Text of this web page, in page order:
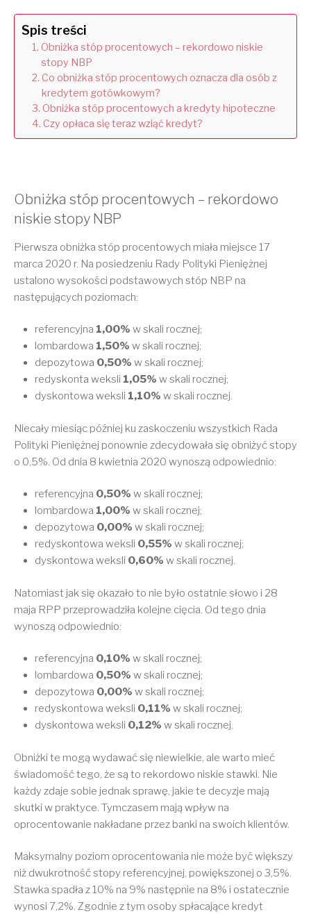
Spis treści
Obniżka stóp procentowych – rekordowo niskie
stopy NBP
Co obniżka stóp procentowych oznacza dla osób z
kredytem gotówkowym?
Obniżka stóp procentowych a kredyty hipoteczne
Czy opłaca się teraz wziąć kredyt?
Obniżka stóp procentowych – rekordowo
niskie stopy NBP
Pierwsza obniżka stóp procentowych miała miejsce 17
marca 2020 r. Na posiedzeniu Rady Polityki Pieniężnej
ustalono wysokości podstawowych stóp NBP na
następujących poziomach:
referencyjna 1,00% w skali rocznej;
lombardowa 1,50% w skali rocznej;
depozytowa 0,50% w skali rocznej;
redyskonta weksli 1,05% w skali rocznej;
dyskontowa weksli 1,10% w skali rocznej.
Niecały miesiąc później ku zaskoczeniu wszystkich Rada
Polityki Pieniężnej ponownie zdecydowała się obniżyć stopy
o 0,5%. Od dnia 8 kwietnia 2020 wynoszą odpowiednio:
referencyjna 0,50% w skali rocznej;
lombardowa 1,00% w skali rocznej;
depozytowa 0,00% w skali rocznej;
redyskontowa weksli 0,55% w skali rocznej;
dyskontowa weksli 0,60% w skali rocznej.
Natomiast jak się okazało to nie było ostatnie słowo i 28
maja RPP przeprowadziła kolejne cięcia. Od tego dnia
wynoszą odpowiednio:
referencyjna 0,10% w skali rocznej;
lombardowa 0,50% w skali rocznej;
depozytowa 0,00% w skali rocznej;
redyskontowa weksli 0,11% w skali rocznej;
dyskontowa weksli 0,12% w skali rocznej.
Obniżki te mogą wydawać się niewielkie, ale warto mieć
świadomość tego, że są to rekordowo niskie stawki. Nie
każdy zdaje sobie jednak sprawę, jakie te decyzje mają
skutki w praktyce. Tymczasem mają wpływ na
oprocentowanie nakładane przez banki na swoich klientów.
Maksymalny poziom oprocentowania nie może być większy
niż dwukrotność stopy referencyjnej, powiększonej o 3,5%.
Stawka spadła z 10% na 9% następnie na 8% i ostatecznie
wynosi 7,2%. Zgodnie z tym osoby spłacające kredyt